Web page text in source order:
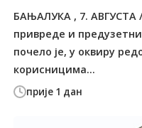
прије 1 дан
БАЊАЛУКА , 7. АВГУСТА
привреде и
почело је, у оквиру
корисницима...